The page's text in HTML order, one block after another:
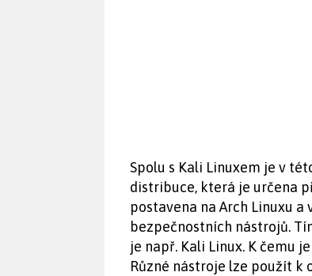
Spolu s Kali Linuxem je v
distribuce, která je určena
postavena na Arch Linuxu a
bezpečnostních nástrojů.
je např. Kali Linux. K čemu
Různé nástroje lze použít k